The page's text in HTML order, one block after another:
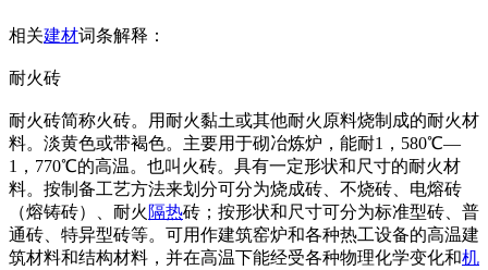
相关建材词条解释：
耐火砖
耐火砖简称火砖。用耐火黏土或其他耐火原料烧制成的耐火材
料。淡黄色或带褐色。主要用于砌冶炼炉，能耐1，580℃—
1，770℃的高温。也叫火砖。具有一定形状和尺寸的耐火材
料。按制备工艺方法来划分可分为烧成砖、不烧砖、电熔砖
（熔铸砖）、耐火 隔热砖；按形状和尺寸可分为标准型砖、普
通砖、特异型砖等。可用作建筑窑炉和各种热工设备的高温建
筑材料和结构材料，并在高温下能经受各种物理化学变化和机